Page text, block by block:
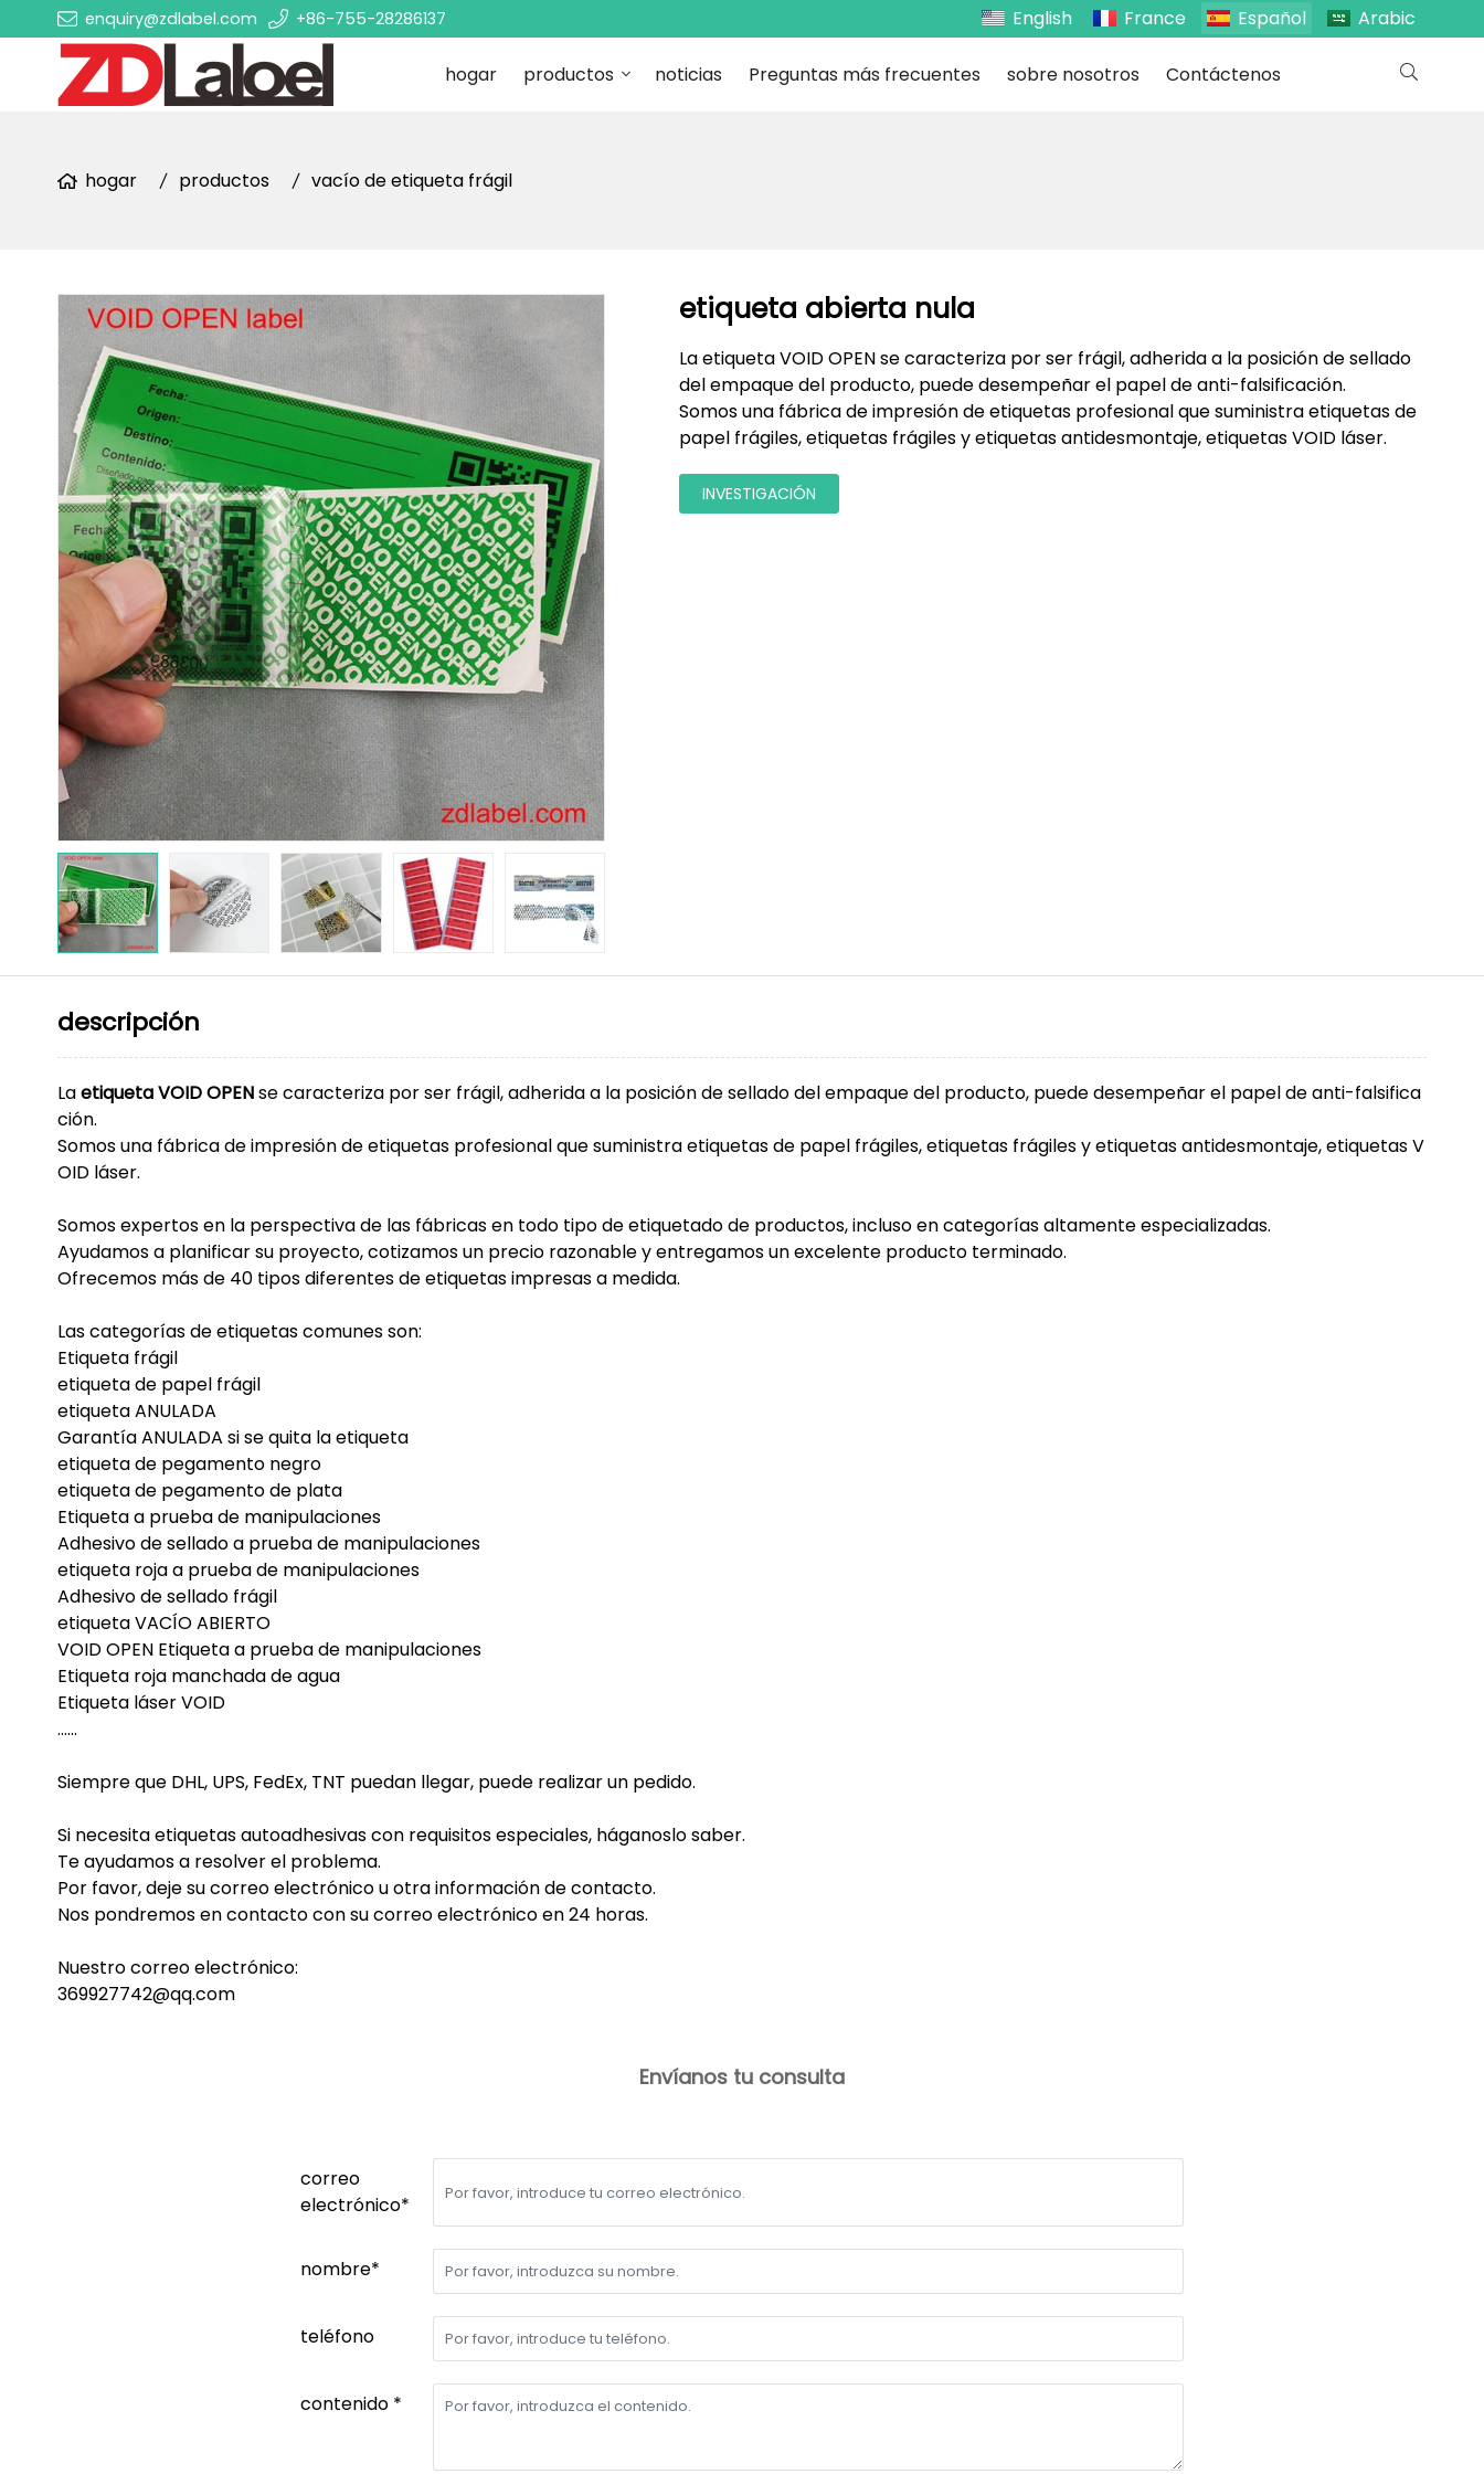
enquiry@zdlabel.com +86-755-28286137 English France Español Arabic
hogar productos noticias Preguntas más frecuentes sobre nosotros Contáctenos
hogar productos vacío de etiqueta frágil
etiqueta abierta nula
La etiqueta VOID OPEN se caracteriza por ser frágil, adherida a la posición de sellado
del empaque del producto, puede desempeñar el papel de anti-falsificación.
Somos una fábrica de impresión de etiquetas profesional que suministra etiquetas de
papel frágiles, etiquetas frágiles y etiquetas antidesmontaje, etiquetas VOID láser.
INVESTIGACIÓN
descripción
Laetiqueta VOID OPENse caracteriza por ser frágil, adherida a la posición de sellado del empaque del producto, puede desempeñar el papel de anti-falsifica
ción.
Somos una fábrica de impresión de etiquetas profesional que suministra etiquetas de papel frágiles, etiquetas frágiles y etiquetas antidesmontaje, etiquetas V
OID láser.
Somos expertos en la perspectiva de las fábricas en todo tipo de etiquetado de productos, incluso en categorías altamente especializadas.
Ayudamos a planificar su proyecto, cotizamos un precio razonable y entregamos un excelente producto terminado.
Ofrecemos más de 40 tipos diferentes de etiquetas impresas a medida.
Las categorías de etiquetas comunes son:
Etiqueta frágil
etiqueta de papel frágil
etiqueta ANULADA
Garantía ANULADA si se quita la etiqueta
etiqueta de pegamento negro
etiqueta de pegamento de plata
Etiqueta a prueba de manipulaciones
Adhesivo de sellado a prueba de manipulaciones
etiqueta roja a prueba de manipulaciones
Adhesivo de sellado frágil
etiqueta VACÍO ABIERTO
VOID OPEN Etiqueta a prueba de manipulaciones
Etiqueta roja manchada de agua
Etiqueta láser VOID
......
Siempre que DHL, UPS, FedEx, TNT puedan llegar, puede realizar un pedido.
Si necesita etiquetas autoadhesivas con requisitos especiales, háganoslo saber.
Te ayudamos a resolver el problema.
Por favor, deje su correo electrónico u otra información de contacto.
Nos pondremos en contacto con su correo electrónico en 24 horas.
Nuestro correo electrónico:
369927742@qq.com
Envíanos tu consulta
correo
electrónico*
nombre*
teléfono
contenido *